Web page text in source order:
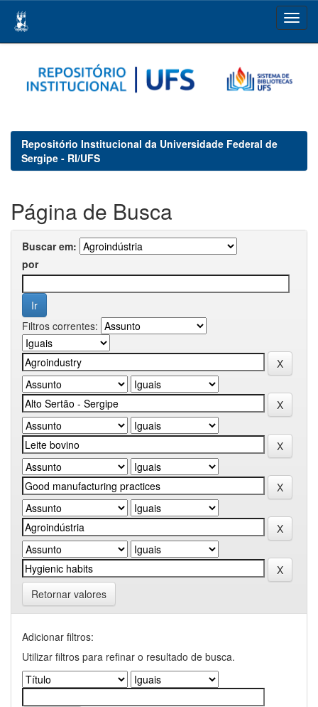
navigation
Repositório Institucional da Universidade Federal de
Sergipe - RI/UFS
Página de Busca
Buscar em:
por
Filtros correntes:
Retornar valores
Adicionar filtros:
Utilizar filtros para refinar o resultado de busca.